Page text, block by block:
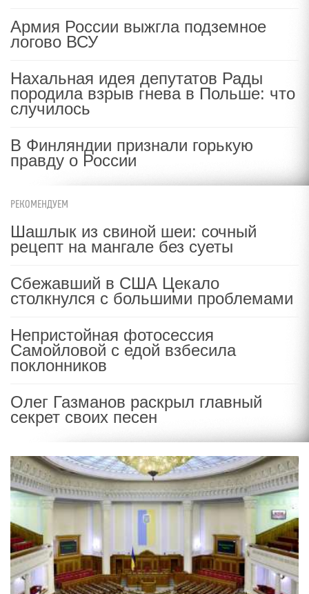
Армия России выжгла подземное
логово ВСУ
Нахальная идея депутатов Рады
породила взрыв гнева в Польше: что
случилось
В Финляндии признали горькую
правду о России
РЕКОМЕНДУЕМ
Шашлык из свиной шеи: сочный
рецепт на мангале без суеты
Сбежавший в США Цекало
столкнулся с большими проблемами
Непристойная фотосессия
Самойловой с едой взбесила
поклонников
Олег Газманов раскрыл главный
секрет своих песен